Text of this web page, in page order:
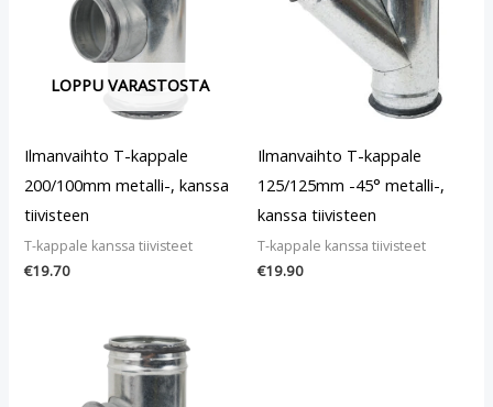
LOPPU VARASTOSTA
Ilmanvaihto T-kappale
200/100mm metalli-, kanssa
tiivisteen
T-kappale kanssa tiivisteet
€19.70
Ilmanvaihto T-kappale
125/125mm -45° metalli-,
kanssa tiivisteen
T-kappale kanssa tiivisteet
€19.90